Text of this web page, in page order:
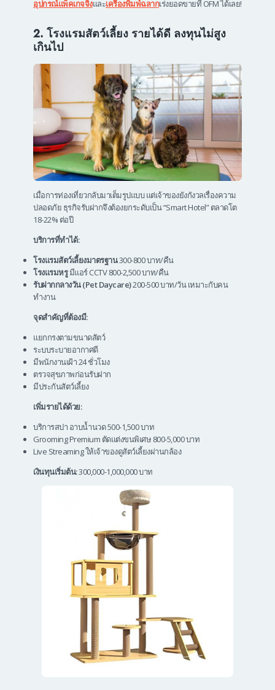
อุปกรณ์แพ็คเกจจิ้งและเครื่องพิมพ์ฉลากเร่งยอดขายที่ OFM ได้เลย!
2. โรงแรมสัตว์เลี้ยง รายได้ดี ลงทุนไม่สูง
เกินไป
เมื่อการท่องเที่ยวกลับมาเต็มรูปแบบ แต่เจ้าของยังกังวลเรื่องความ
ปลอดภัย ธุรกิจรับฝากจึงต้องยกระดับเป็น “Smart Hotel” ตลาดโต
18-22% ต่อปี
บริการที่ทำได้:
โรงแรมสัตว์เลี้ยงมาตรฐาน300-800 บาท/คืน
โรงแรมหรูมีแอร์ CCTV 800-2,500 บาท/คืน
รับฝากกลางวัน (Pet Daycare)200-500 บาท/วัน เหมาะกับคน
ทำงาน
จุดสำคัญที่ต้องมี:
แยกกรงตามขนาดสัตว์
ระบบระบายอากาศดี
มีพนักงานเฝ้า 24 ชั่วโมง
ตรวจสุขภาพก่อนรับฝาก
มีประกันสัตว์เลี้ยง
เพิ่มรายได้ด้วย:
บริการสปา อาบน้ำนวด 500-1,500 บาท
Grooming Premium ตัดแต่งขนพิเศษ 800-5,000 บาท
Live Streaming ให้เจ้าของดูสัตว์เลี้ยงผ่านกล้อง
เงินทุนเริ่มต้น:300,000-1,000,000 บาท